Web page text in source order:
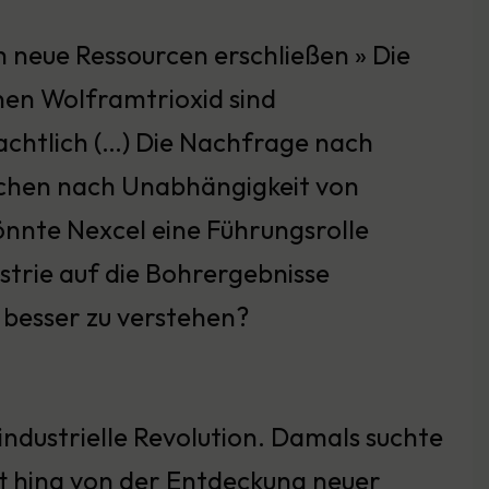
Ressourcen erschließen » Die
Wolframtrioxid sind
(…) Die Nachfrage nach
nach Unabhängigkeit von
Nexcel eine Führungsrolle
auf die Bohrergebnisse
zu verstehen?
Revolution. Damals suchte
hing von der Entdeckung neuer